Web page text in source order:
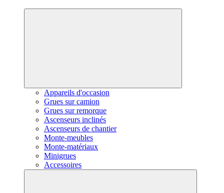
Appareils d'occasion
Grues sur camion
Grues sur remorque
Ascenseurs inclinés
Ascenseurs de chantier
Monte-meubles
Monte-matériaux
Minigrues
Accessoires